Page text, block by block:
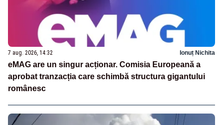
7 aug. 2026, 14:32 Ionuț Nichita
eMAG are un singur acționar. Comisia Europeană a
aprobat tranzacția care schimbă structura gigantului
românesc